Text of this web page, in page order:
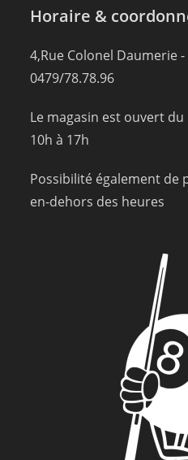
Horaire &
4,Rue Colonel Daumerie
0479/78.78.96
Le magasin est ouvert
10h à 17h
Possibilité également de
en-dehors des heures